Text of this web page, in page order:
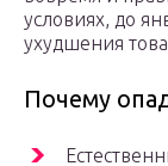
условиях, до
ухудшения
Почему